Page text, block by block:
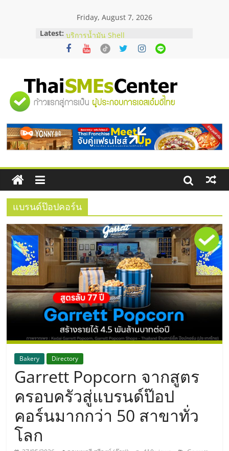
Friday, August 7, 2026
Latest: สัมมนาออนไลน์ โอกาสบริหารสถานี
บริการน้ำมัน Shell
สัมมนาลงทุน แฟรนไชส์ยอนนี่
ร้านเครื่องเสียงคุณภาพสูง พร้อม
โซลูชันระบบภาพและเสียง
บริษัท Cybersecurity ในไทยที่ไหนดี?
โจทย์ธุรกิจ
อยากหาเงินทุน เพิ่มสภาพคล่องให้ธุรกิจ
เริ่มยังไงให้ผ่านฉลุย
"ศูนย์
รวม
ข้อมูล
ธุรกิจ
SME
แห่ง
ประเทศไทย,
ThaiSMEsCenter,
รวม
ธุรกิจ
เอ
ส
เอ็
แบรนด์ป๊อปคอร์น
Bakery Directory
Garrett Popcorn จากสูตร
ครอบครัวสู่แบรนด์ป๊อป
คอร์นมากกว่า 50 สาขาทั่ว
โลก